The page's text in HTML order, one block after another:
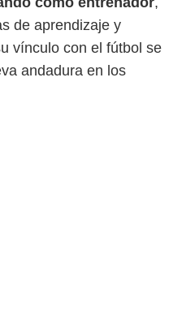
de aprendizaje y
vínculo con el fútbol se
andadura en los